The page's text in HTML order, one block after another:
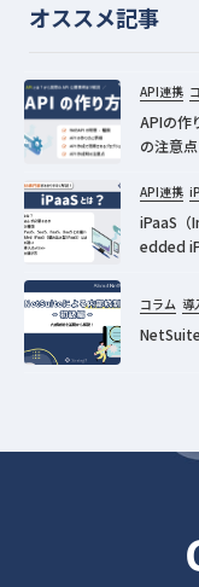
オススメ記事
API連携
APIの作
の注意
API連携
iPaaS
edded
コラム 導